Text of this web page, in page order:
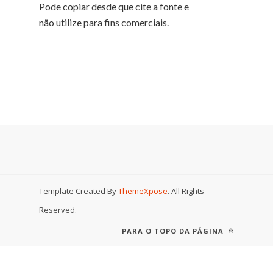
Pode copiar desde que cite a fonte e
não utilize para fins comerciais.
Template Created ByThemeXpose. All Rights
Reserved.
PARA O TOPO DA PÁGINA